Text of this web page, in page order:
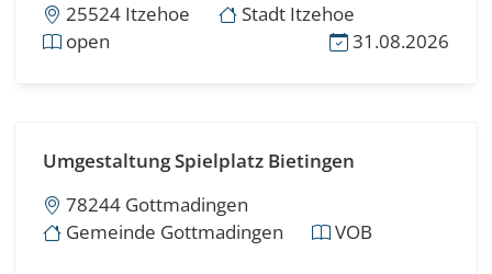
25524 Itzehoe
Stadt Itzehoe
open
31.08.2026
Umgestaltung Spielplatz Bietingen
78244 Gottmadingen
Gemeinde Gottmadingen
VOB